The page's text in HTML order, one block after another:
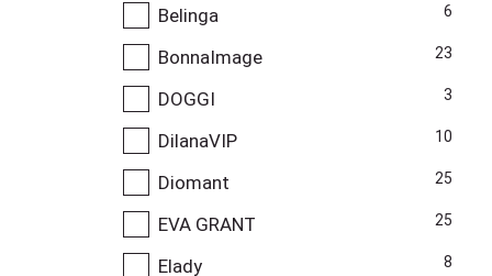
Belinga 6
BonnaImage 23
DOGGI 3
DilanaVIP 10
Diomant 25
EVA GRANT 25
Elady 8